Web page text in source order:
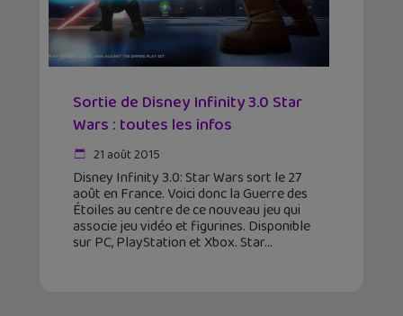
Sortie de Disney Infinity 3.0 Star
Wars : toutes les infos
21 août 2015
Disney Infinity 3.0: Star Wars sort le 27
août en France. Voici donc la Guerre des
Étoiles au centre de ce nouveau jeu qui
associe jeu vidéo et figurines. Disponible
sur PC, PlayStation et Xbox. Star